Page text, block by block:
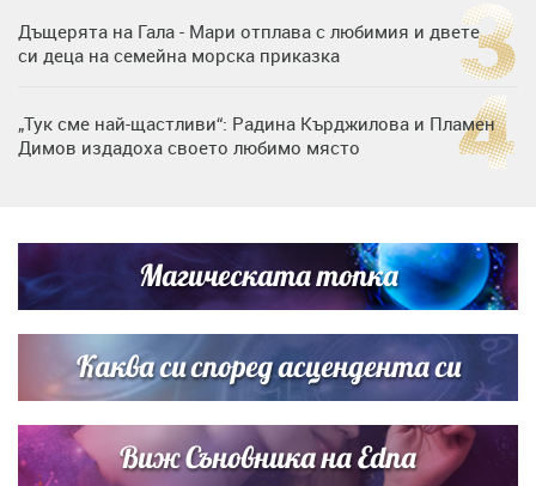
Дъщерята на Гала - Мари отплава с любимия и двете
си деца на семейна морска приказка
„Тук сме най-щастливи“: Радина Кърджилова и Пламен
Димов издадоха своето любимо място
кадри с Башар Рахал и малкия им син
Дъщерята на Тодор Батков вдигна сватба, Стоичков и
Братя Аргирови я изненадаха с песен
Магическата топка
Каква си според асцендента си
Виж Съновника на Edna